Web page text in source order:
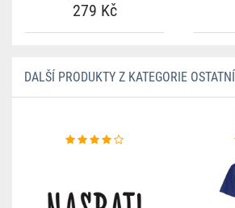
279 Kč
DALŠÍ PRODUKTY Z KATEGORIE OSTATNÍ